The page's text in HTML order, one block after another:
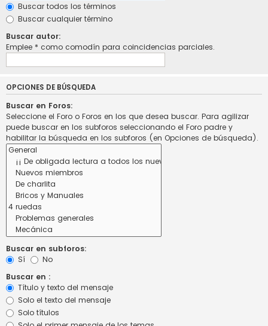
Buscar todos los términos
Buscar cualquier término
Buscar autor:
Emplee * como comodín para coincidencias parciales.
OPCIONES DE BÚSQUEDA
Buscar en Foros:
Seleccione el Foro o Foros en los que desea buscar. Para agilizar
puede buscar en los subforos seleccionando el Foro padre y
habilitar la búsqueda en los subforos (en Opciones de búsqueda).
Buscar en subforos:
Sí
No
Buscar en :
Título y texto del mensaje
Solo el texto del mensaje
Solo títulos